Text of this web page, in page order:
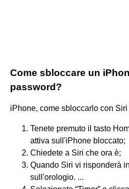
Come sbloccare un
password?
iPhone, come sbloccarlo con
Tenete premuto il tasto
attiva sull'iPhone bloccato;
Chiedete a Siri che ora è;
Quando Siri vi risponderà
sull'orologio. ...